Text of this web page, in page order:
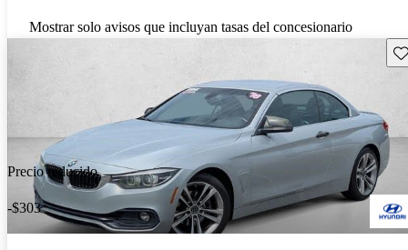
Mostrar solo avisos que incluyan tasas del concesionario
Precio reducido
-$303